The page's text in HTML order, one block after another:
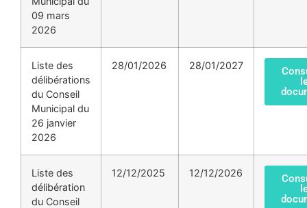
09 mars
2026
Liste des
délibérations
du Conseil
Municipal du
26 janvier
2026
28/01/2026 28/01/2027
Liste des
délibération
du Conseil
12/12/2025 12/12/2026